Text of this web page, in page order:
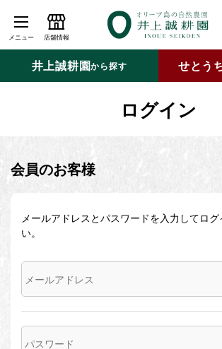
メニュー 店舗情報
井上誠耕園から探す せとう
ログイン
会員のお客様
メールアドレスとパスワードを入力してログ
い。